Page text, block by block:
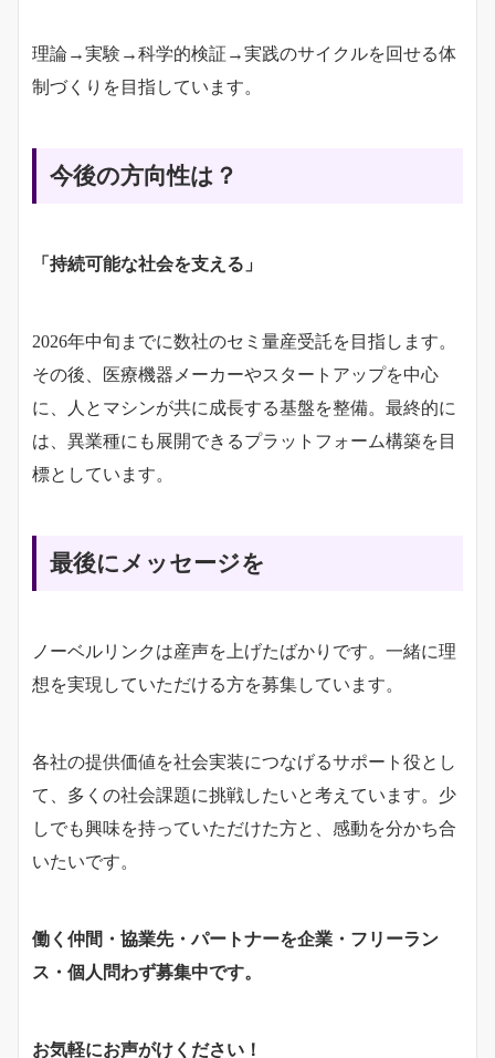
理論→実験→科学的検証→実践のサイクルを回せる体
制づくりを目指しています。
今後の方向性は？
「持続可能な社会を支える」
2026年中旬までに数社のセミ量産受託を目指します。
その後、医療機器メーカーやスタートアップを中心
に、人とマシンが共に成長する基盤を整備。最終的に
は、異業種にも展開できるプラットフォーム構築を目
標としています。
最後にメッセージを
ノーベルリンクは産声を上げたばかりです。一緒に理
想を実現していただける方を募集しています。
各社の提供価値を社会実装につなげるサポート役とし
て、多くの社会課題に挑戦したいと考えています。少
しでも興味を持っていただけた方と、感動を分かち合
いたいです。
働く仲間・協業先・パートナーを企業・フリーラン
ス・個人問わず募集中です。
お気軽にお声がけください！